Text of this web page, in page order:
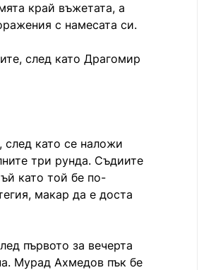
край въжетата, а
с намесата си.
след като Драгомир
като се наложи
три рунда. Съдиите
като той бе по-
макар да е доста
първото за вечерта
Мурад Ахмедов пък бе